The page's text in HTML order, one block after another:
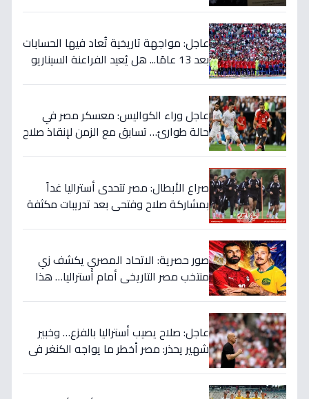
عاجل: مواجهة تاريخية تُعاد فيها الحسابات
بعد 13 عامًا... هل يُعيد الفراعنة السيناريو
عاجل وراء الكواليس: معسكر مصر في
حالة طوارئ… تسابق مع الزمن لإنقاذ صلاح
صراع الأبطال: مصر تتحدى أستراليا غداً
بمشاركة صلاح وفتحي بعد تدريبات مكثفة
صور حصرية: الاتحاد المصري يكشف زي
منتخب مصر التاريخي أمام أستراليا… هذا
عاجل: صلاح يصيب أستراليا بالفزع… وخبير
شهير يحذر: مصر أخطر ما يواجه الكنغر في